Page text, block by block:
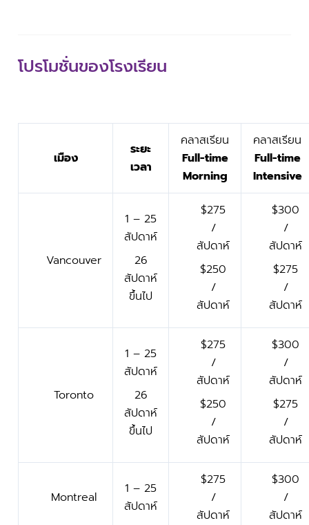
โปรโมชั่นของโรงเรียน
เมือง
ระยะ
เวลา
คลาสเรียน
Full-time
Morning
คลาสเรียน
Full-time
Intensive
Vancouver
1 – 25
สัปดาห์
26
สัปดาห์
ขึ้นไป
$275
/
สัปดาห์
$250
/
สัปดาห์
$300
/
สัปดาห์
$275
/
สัปดาห์
Toronto
1 – 25
สัปดาห์
26
สัปดาห์
ขึ้นไป
$275
/
สัปดาห์
$250
/
สัปดาห์
$300
/
สัปดาห์
$275
/
สัปดาห์
Montreal
1 – 25
สัปดาห์
$275
/
สัปดาห์
$300
/
สัปดาห์